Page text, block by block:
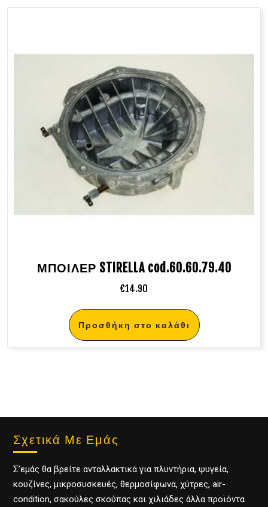
ΜΠΟΙΛΕΡ STIRELLA cod.60.60.79.40
€14.90
Προσθήκη στο καλάθι
Σχετικά Με Εμάς
Σ’εμάς θα βρείτε ανταλλακτικά για πλυντήρια, ψυγεία,
κουζίνες, μικροσυσκευές, θερμοσίφωνα, χύτρες, air-
condition, σακούλες σκούπας και χιλιάδες άλλα προϊόντα